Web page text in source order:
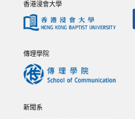
香港浸會大學
傳理學院
新聞系